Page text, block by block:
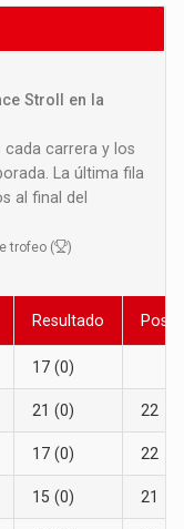
Stroll en la
carrera y los
La última fila
al final del
trofeo (
)
Resultado
17 (0)
21 (0) 22
17 (0) 22
15 (0) 21